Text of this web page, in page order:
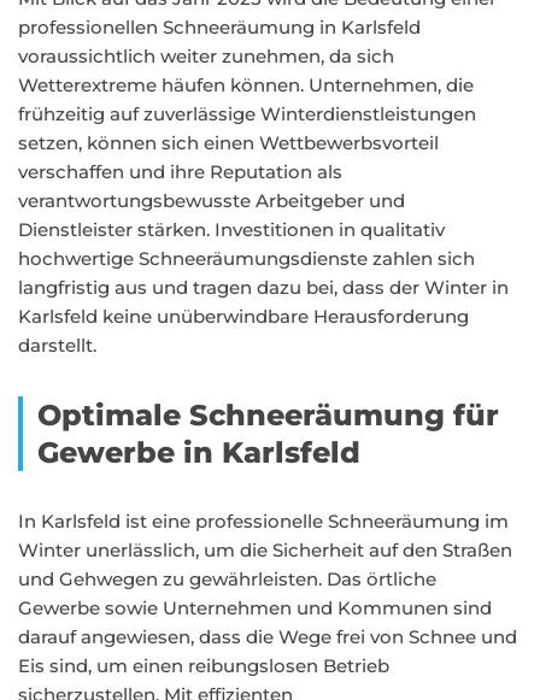
professionellen Schneeräumung in Karlsfeld
voraussichtlich weiter zunehmen, da sich
Wetterextreme häufen können. Unternehmen, die
frühzeitig auf zuverlässige Winterdienstleistungen
setzen, können sich einen Wettbewerbsvorteil
verschaffen und ihre Reputation als
verantwortungsbewusste Arbeitgeber und
Dienstleister stärken. Investitionen in qualitativ
hochwertige Schneeräumungsdienste zahlen sich
langfristig aus und tragen dazu bei, dass der Winter in
Karlsfeld keine unüberwindbare Herausforderung
darstellt.
Optimale Schneeräumung für
Gewerbe in Karlsfeld
In Karlsfeld ist eine professionelle Schneeräumung im
Winter unerlässlich, um die Sicherheit auf den Straßen
und Gehwegen zu gewährleisten. Das örtliche
Gewerbe sowie Unternehmen und Kommunen sind
darauf angewiesen, dass die Wege frei von Schnee und
Eis sind, um einen reibungslosen Betrieb
sicherzustellen. Mit effizienten